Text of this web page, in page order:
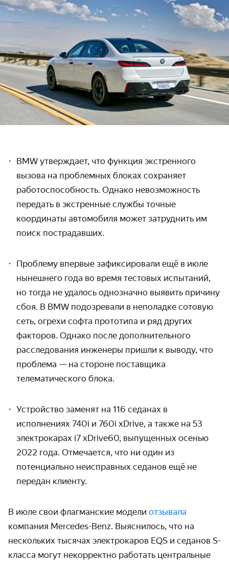
BMW утверждает, что функция экстренного
вызова на проблемных блоках сохраняет
работоспособность. Однако невозможность
передать в экстренные службы точные
координаты автомобиля может затруднить им
поиск пострадавших.
Проблему впервые зафиксировали ещё в июле
нынешнего года во время тестовых испытаний,
но тогда не удалось однозначно выявить причину
сбоя. В BMW подозревали в неполадке сотовую
сеть, огрехи софта прототипа и ряд других
факторов. Однако после дополнительного
расследования инженеры пришли к выводу, что
проблема — на стороне поставщика
телематического блока.
Устройство заменят на 116 седанах в
исполнениях 740i и 760i xDrive, а также на 53
электрокарах i7 xDrive60, выпущенных осенью
2022 года. Отмечается, что ни один из
потенциально неисправных седанов ещё не
передан клиенту.
В июле свои флагманские модели отзывала
компания Mercedes-Benz. Выяснилось, что на
нескольких тысячах электрокаров EQS и седанов S-
класса могут некорректно работать центральные